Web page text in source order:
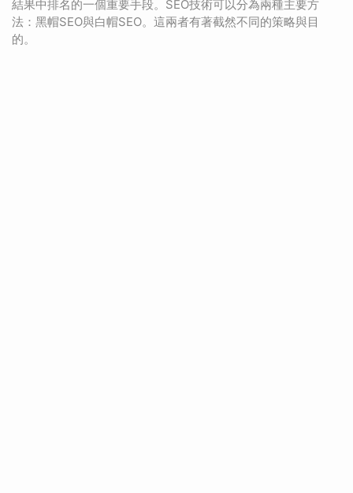
結果中排名的一個重要手段。SEO技術可以分為兩種主要方
法：黑帽SEO與白帽SEO。這兩者有著截然不同的策略與目
的。